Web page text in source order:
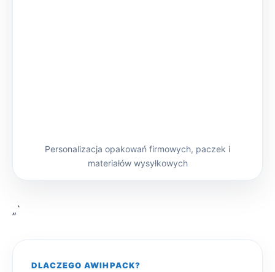
Personalizacja opakowań firmowych, paczek i
materiałów wysyłkowych
„`
DLACZEGO AWIHPACK?